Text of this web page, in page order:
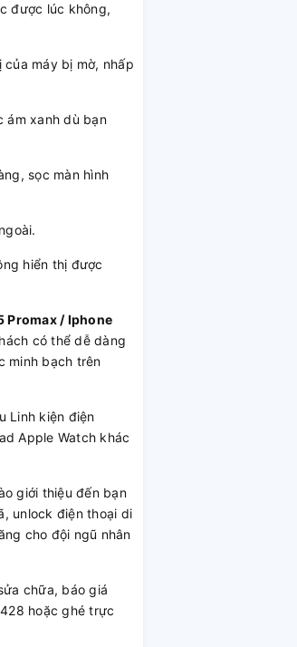
lúc không,
của máy bị mờ, nhấp
xanh dù bạn
sọc màn hình
hiển thị được
Promax / Iphone
có thể dễ dàng
minh bạch trên
Linh kiện điện
Apple Watch khác
giới thiệu đến bạn
unlock điện thoại di
cho đội ngũ nhân
chữa, báo giá
hoặc ghé trực